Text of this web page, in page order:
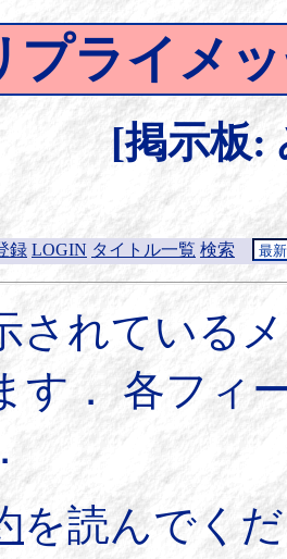
プライメ
[掲示板:
録 LOGIN タイトル一覧 検索
されている
す． 各フィ
を読んでく